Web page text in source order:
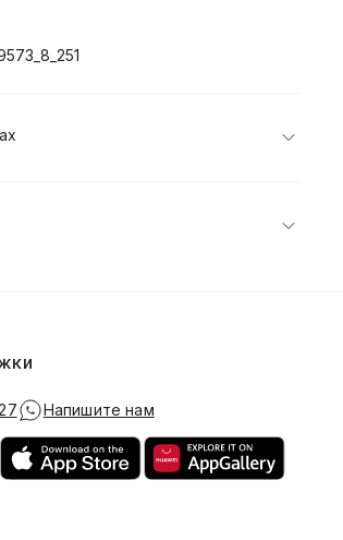
Напишите нам